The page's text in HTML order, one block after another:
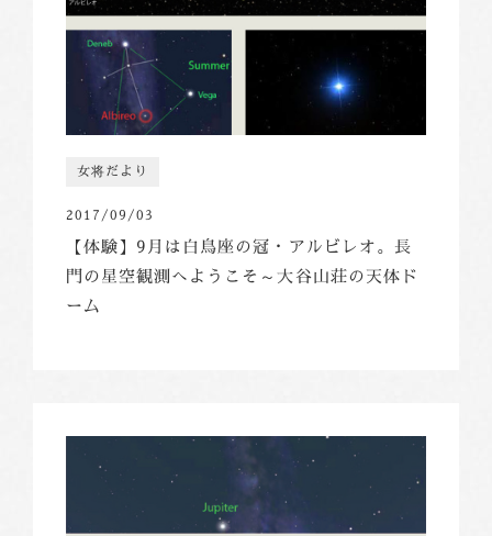
女将だより
2017/09/03
【体験】9月は白鳥座の冠・アルビレオ。長
門の星空観測へようこそ～大谷山荘の天体ド
ーム